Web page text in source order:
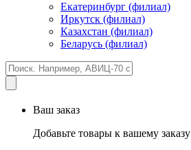
Екатеринбург (филиал)
Иркутск (филиал)
Казахстан (филиал)
Беларусь (филиал)
Ваш заказ
Добавьте товары к вашему заказу